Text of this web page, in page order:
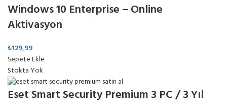
Windows 10 Enterprise – Online
Aktivasyon
₺129,99
Sepete Ekle
Stokta Yok
Eset Smart Security Premium 3 PC / 3 Yıl